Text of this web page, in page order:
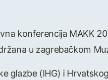
konferencija MAKK
u zagrebačkom
glazbe (IHG) i